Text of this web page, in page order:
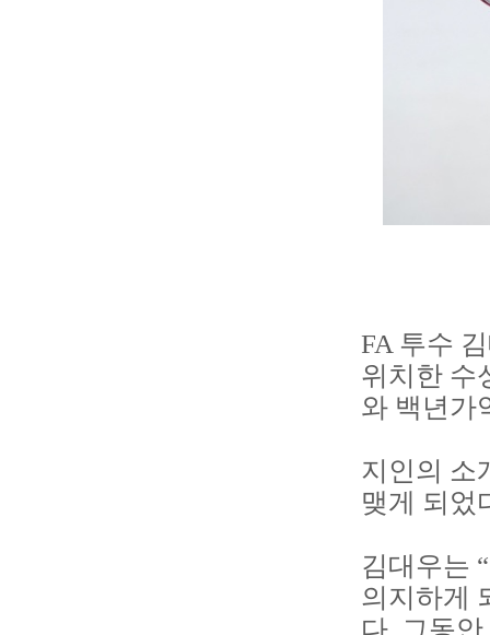
FA 투수
위치한 수
와 백년가
지인의 소
맺게 되었
김대우는
의지하게
다. 그동